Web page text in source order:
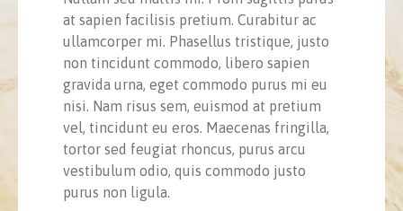
at sapien facilisis pretium. Curabitur ac
ullamcorper mi. Phasellus tristique, justo
non tincidunt commodo, libero sapien
gravida urna, eget commodo purus mi eu
nisi. Nam risus sem, euismod at pretium
vel, tincidunt eu eros. Maecenas fringilla,
tortor sed feugiat rhoncus, purus arcu
vestibulum odio, quis commodo justo
purus non ligula.